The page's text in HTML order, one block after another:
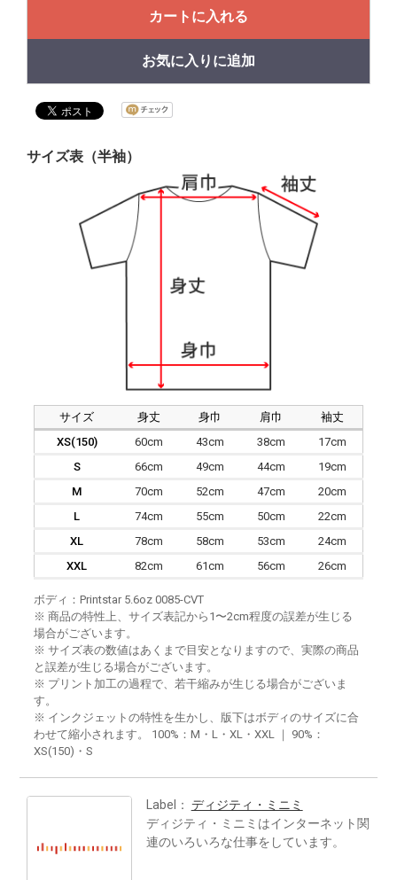
カートに入れる
お気に入りに追加
サイズ表（半袖）
サイズ 身丈 身巾 肩巾
袖丈
XS(150)
60cm 43cm 38cm
17cm
S
66cm 49cm 44cm
19cm
M
70cm 52cm 47cm
20cm
L
74cm 55cm 50cm
22cm
XL
78cm 58cm 53cm
24cm
XXL
82cm 61cm 56cm 26cm
ボディ：Printstar 5.6oz 0085-CVT
※ 商品の特性上、サイズ表記から1〜2cm程度の誤差が生じる
場合がございます。
※ サイズ表の数値はあくまで目安となりますので、実際の商品
と誤差が生じる場合がございます。
※ プリント加工の過程で、若干縮みが生じる場合がございま
す。
※ インクジェットの特性を生かし、版下はボディのサイズに合
わせて縮小されます。 100%：M・L・XL・XXL ｜ 90%：
XS(150)・S
Label： ディジティ・ミニミ
ディジティ・ミニミはインターネット関
連のいろいろな仕事をしています。